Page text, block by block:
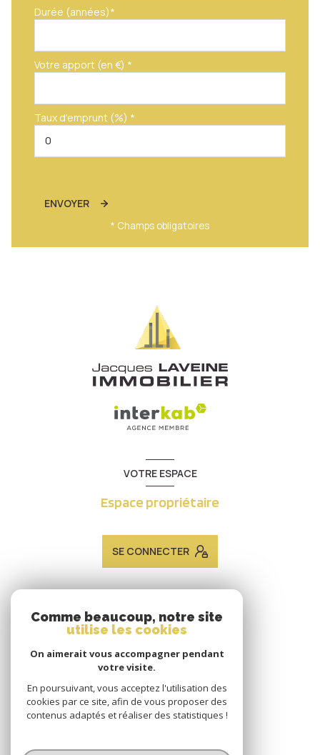
Durée (années)*
Votre apport (en €) *
Taux d'emprunt (%) *
ENVOYER
* Champs obligatoires
VOTRE ESPACE
Espace propriétaire
SE CONNECTER
ADHÉRENTS
Nous adhérons
Comme beaucoup, notre site
utilise les cookies
On aimerait vous accompagner pendant
votre visite.
En poursuivant, vous acceptez l'utilisation des
cookies par ce site, afin de vous proposer des
contenus adaptés et réaliser des statistiques !